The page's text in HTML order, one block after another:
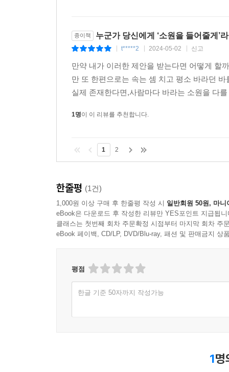
종이책 누군가 당신에게 ‘소원을 들어줄게’
t*****2 2024-05-02 신고
만약 내가 이러한 제안을 받는다면 어떻게 할
만 또 한편으로는 속는 셈 치고 평소 바라던
실제 존재한다면,사람마다 바라는 소원을 다
1명이 이 리뷰를 추천합니다.
1 2
한줄평 (1건)
1,000원 이상 구매 후 한줄평 작성 시 일반회원 50원, 마니
eBook은 다운로드 후 작성한 리뷰만 YES포인트 지급됩니
클래스는 첫번째 회차 주문확정 시점부터 마지막 회차 주
eBook 페이백, CD/LP, DVD/Blu-ray, 패션 및 판매금지 상
평점
한글 기준 50자까지 작성가능
1명